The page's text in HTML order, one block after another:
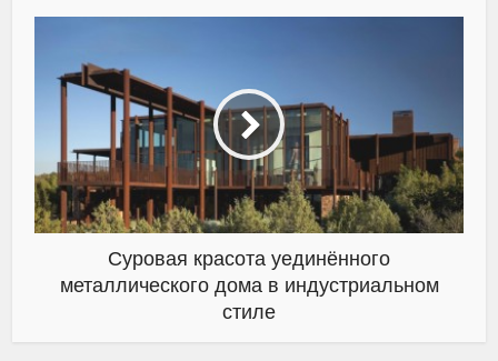
Суровая красота уединённого
металлического дома в индустриальном
стиле